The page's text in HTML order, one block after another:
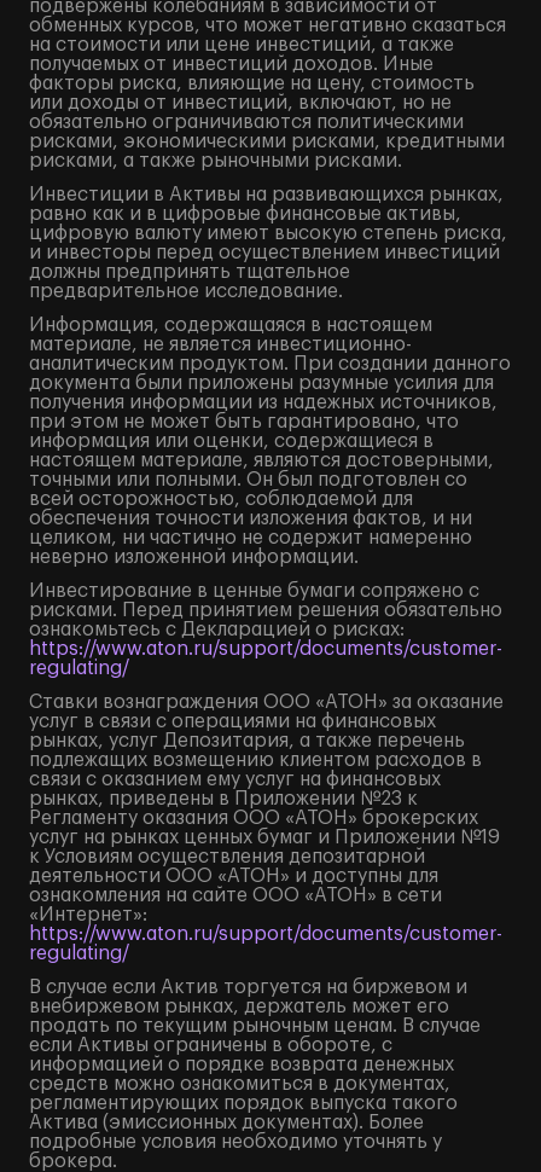
подвержены колебаниям в зависимости от
обменных курсов, что может негативно сказаться
на стоимости или цене инвестиций, а также
получаемых от инвестиций доходов. Иные
факторы риска, влияющие на цену, стоимость
или доходы от инвестиций, включают, но не
обязательно ограничиваются политическими
рисками, экономическими рисками, кредитными
рисками, а также рыночными рисками.
Инвестиции в Активы на развивающихся рынках,
равно как и в цифровые финансовые активы,
цифровую валюту имеют высокую степень риска,
и инвесторы перед осуществлением инвестиций
должны предпринять тщательное
предварительное исследование.
Информация, содержащаяся в настоящем
материале, не является инвестиционно-
аналитическим продуктом. При создании данного
документа были приложены разумные усилия для
получения информации из надежных источников,
при этом не может быть гарантировано, что
информация или оценки, содержащиеся в
настоящем материале, являются достоверными,
точными или полными. Он был подготовлен со
всей осторожностью, соблюдаемой для
обеспечения точности изложения фактов, и ни
целиком, ни частично не содержит намеренно
неверно изложенной информации.
Инвестирование в ценные бумаги сопряжено с
рисками. Перед принятием решения обязательно
ознакомьтесь с Декларацией о рисках:
https://www.aton.ru/support/documents/customer-
regulating/
Ставки вознаграждения ООО «АТОН» за оказание
услуг в связи с операциями на финансовых
рынках, услуг Депозитария, а также перечень
подлежащих возмещению клиентом расходов в
связи с оказанием ему услуг на финансовых
рынках, приведены в Приложении №23 к
Регламенту оказания ООО «АТОН» брокерских
услуг на рынках ценных бумаг и Приложении №19
к Условиям осуществления депозитарной
деятельности ООО «АТОН» и доступны для
ознакомления на сайте ООО «АТОН» в сети
«Интернет»:
https://www.aton.ru/support/documents/customer-
regulating/
В случае если Актив торгуется на биржевом и
внебиржевом рынках, держатель может его
продать по текущим рыночным ценам. В случае
если Активы ограничены в обороте, с
информацией о порядке возврата денежных
средств можно ознакомиться в документах,
регламентирующих порядок выпуска такого
Актива (эмиссионных документах). Более
подробные условия необходимо уточнять у
брокера.